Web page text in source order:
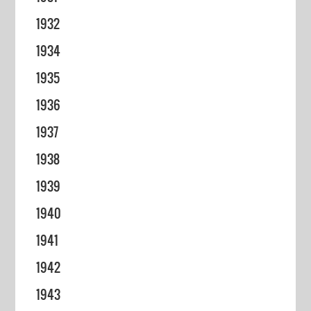
1932
1934
1935
1936
1937
1938
1939
1940
1941
1942
1943